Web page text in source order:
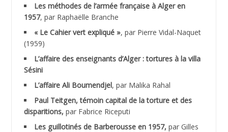
ABNOUN Salah
ACHACHE M.*
ACHLAF Ali
ADALMI
ADANE Ramdane *
Les méthodes de l’armée française à Alger en
1957, par Raphaëlle Branche
« Le Cahier vert expliqué », par Pierre Vidal-Naquet
(1959)
L’affaire des enseignants d’Alger : tortures à la villa
Sésini
L’affaire Ali Boumendjel, par Malika Rahal
Paul Teitgen, témoin capital de la torture et des
disparitions, par Fabrice Riceputi
Les guillotinés de Barberousse en 1957, par Gilles